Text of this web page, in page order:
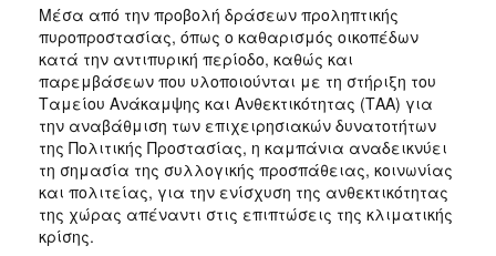
Μέσα από την προβολή δράσεων προληπτικής
πυροπροστασίας, όπως ο καθαρισμός οικοπέδων
κατά την αντιπυρική περίοδο, καθώς και
παρεμβάσεων που υλοποιούνται με τη στήριξη του
Ταμείου Ανάκαμψης και Ανθεκτικότητας (ΤΑΑ) για
την αναβάθμιση των επιχειρησιακών δυνατοτήτων
της Πολιτικής Προστασίας, η καμπάνια αναδεικνύει
τη σημασία της συλλογικής προσπάθειας, κοινωνίας
και πολιτείας, για την ενίσχυση της ανθεκτικότητας
της χώρας απέναντι στις επιπτώσεις της κλιματικής
κρίσης.